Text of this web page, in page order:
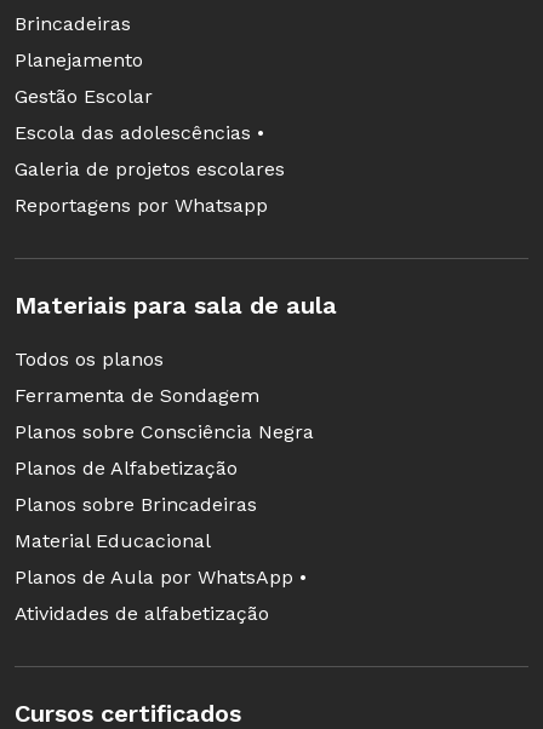
Brincadeiras
Planejamento
Gestão Escolar
Escola das adolescências •
Galeria de projetos escolares
Reportagens por Whatsapp
Materiais para sala de aula
Todos os planos
Ferramenta de Sondagem
Planos sobre Consciência Negra
Planos de Alfabetização
Planos sobre Brincadeiras
Material Educacional
Planos de Aula por WhatsApp •
Atividades de alfabetização
Cursos certificados